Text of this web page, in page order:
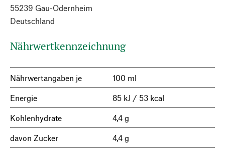
55239 Gau-Odernheim
Deutschland
Nährwertkennzeichnung
Nährwertangaben je 100 ml
Energie 85 kJ / 53 kcal
Kohlenhydrate 4,4 g
davon Zucker 4,4 g